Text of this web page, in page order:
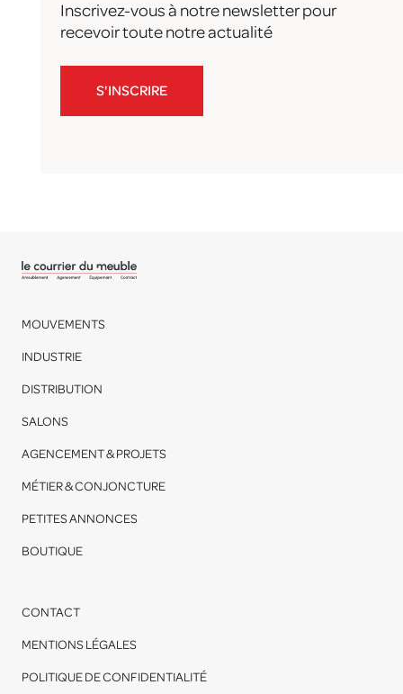
Inscrivez-vous à notre newsletter pour
recevoir toute notre actualité
S'INSCRIRE
MOUVEMENTS
INDUSTRIE
DISTRIBUTION
SALONS
AGENCEMENT & PROJETS
MÉTIER & CONJONCTURE
PETITES ANNONCES
BOUTIQUE
CONTACT
MENTIONS LÉGALES
POLITIQUE DE CONFIDENTIALITÉ